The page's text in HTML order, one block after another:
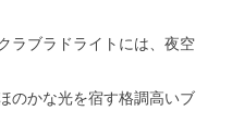
ラブラドライトには、夜空
のかな光を宿す格調高いブ